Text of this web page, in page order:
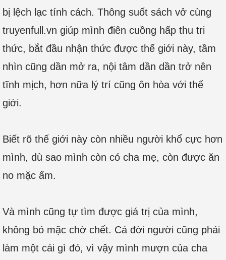
bị lệch lạc tính cách. Thông suốt sách vở cùng
truyenfull.vn giúp mình điên cuồng hấp thu tri
thức, bắt đầu nhận thức được thế giới này, tầm
nhìn cũng dần mở ra, nội tâm dần dần trở nên
tĩnh mịch, hơn nữa lý trí cũng ôn hòa với thế
giới.
Biết rõ thế giới này còn nhiều người khổ cực hơn
mình, dù sao mình còn có cha mẹ, còn được ăn
no mặc ấm.
Và mình cũng tự tìm được giá trị của mình,
không bỏ mặc chờ chết. Cả đời người cũng phải
làm một cái gì đó, vì vậy mình mượn của cha